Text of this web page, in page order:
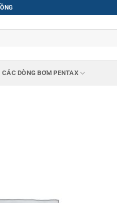
CÁC DÒNG BƠM PENTAX